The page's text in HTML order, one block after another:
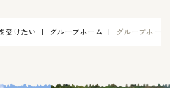
受けたい グループホーム グループホー